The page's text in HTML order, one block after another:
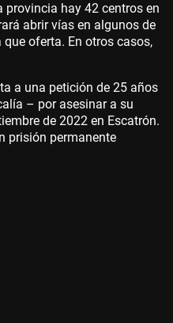
provincia hay 42 centros en
abrir vías en algunos de
oferta. En otros casos,
a una petición de 25 años
– por asesinar a su
de 2022 en Escatrón.
prisión permanente